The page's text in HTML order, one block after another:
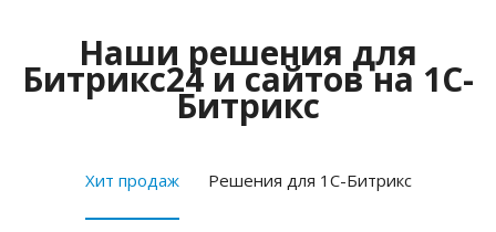
Наши решения для
Битрикс24 и сайтов на 1С-
Битрикс
Хит продаж Решения для 1С-Битрикс